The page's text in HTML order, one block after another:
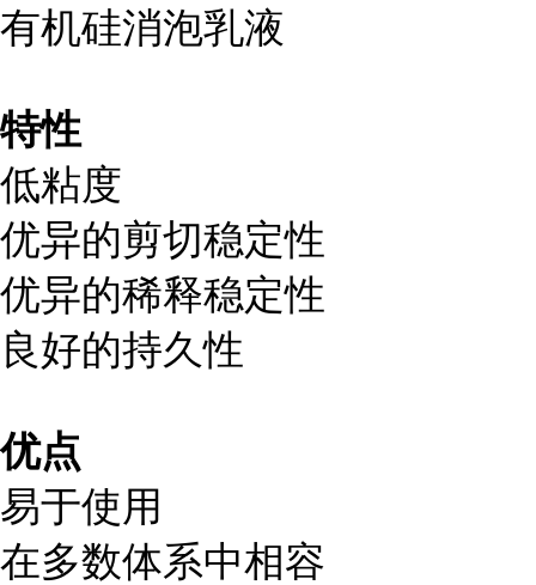
有机硅消泡乳液
特性
低粘度
优异的剪切稳定性
优异的稀释稳定性
良好的持久性
优点
易于使用
在多数体系中相容